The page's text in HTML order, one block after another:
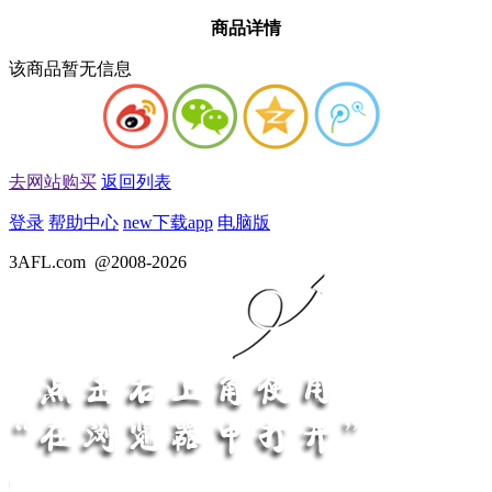
商品详情
该商品暂无信息
去网站购买 返回列表
登录 帮助中心 new下载app 电脑版
3AFL.com @2008-2026